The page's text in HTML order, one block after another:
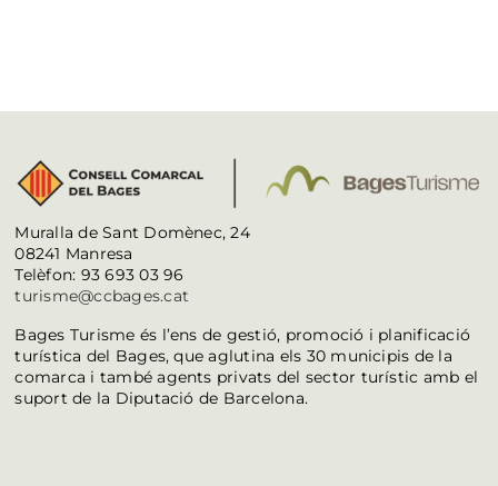
Muralla de Sant Domènec, 24
08241 Manresa
Telèfon: 93 693 03 96
turisme@ccbages.cat
Bages Turisme és l’ens de gestió, promoció i planificació
turística del Bages, que aglutina els 30 municipis de la
comarca i també agents privats del sector turístic amb el
suport de la Diputació de Barcelona.